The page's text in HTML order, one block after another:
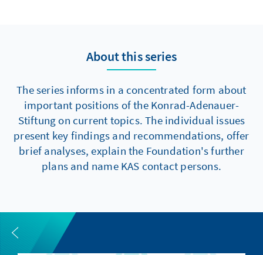
About this series
The series informs in a concentrated form about
important positions of the Konrad-Adenauer-
Stiftung on current topics. The individual issues
present key findings and recommendations, offer
brief analyses, explain the Foundation's further
plans and name KAS contact persons.